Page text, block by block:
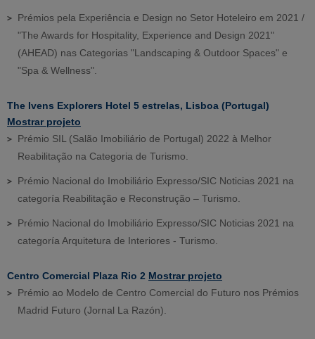
Prémios pela Experiência e Design no Setor Hoteleiro em 2021 /
"The Awards for Hospitality, Experience and Design 2021"
(AHEAD) nas Categorias "Landscaping & Outdoor Spaces" e
"Spa & Wellness".
The Ivens Explorers Hotel 5 estrelas, Lisboa (Portugal)
Mostrar projeto
Prémio SIL (Salão Imobiliário de Portugal) 2022 à Melhor
Reabilitação na Categoria de Turismo.
Prémio Nacional do Imobiliário Expresso/SIC Noticias 2021 na
categoría Reabilitação e Reconstrução – Turismo.
Prémio Nacional do Imobiliário Expresso/SIC Noticias 2021 na
categoría Arquitetura de Interiores - Turismo.
Centro Comercial Plaza Rio 2 Mostrar projeto
Prémio ao Modelo de Centro Comercial do Futuro nos Prémios
Madrid Futuro (Jornal La Razón).